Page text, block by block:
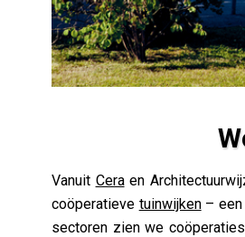
Wooncoöperatie als game
Lieve Drooghmans
Vanuit Ceraen
coöperatieve tuinwijken– een
sectoren zien we